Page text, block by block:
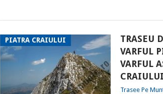
PIATRA CRAIULUI
TRASEU
VARFUL
VARFUL
CRAIULUI
Trasee Pe